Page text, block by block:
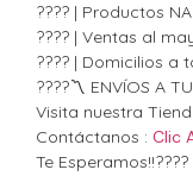
???? | Productos
???? | Ventas al
???? | Domicilios a
????〽️ ENVÍOS A
Visita nuestra
Contáctanos : Clic
Te Esperamos!!????